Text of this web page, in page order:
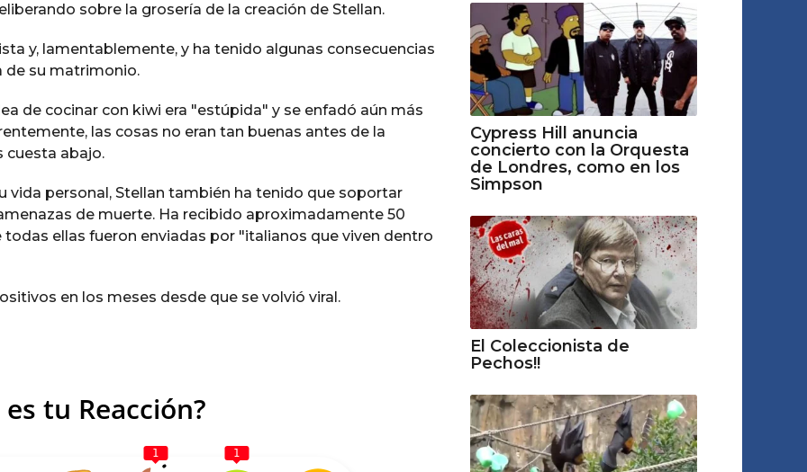
sobre la grosería de la creación de Stellan.
y, lamentablemente, y ha tenido algunas consecuencias
de su matrimonio.
de cocinar con kiwi era "estúpida" y se enfadó aún más
las cosas no eran tan buenas antes de la
cuesta abajo.
vida personal, Stellan también ha tenido que soportar
de muerte. Ha recibido aproximadamente 50
ellas fueron enviadas por "italianos que viven dentro
en los meses desde que se volvió viral.
es tu Reacción?
1 1
Cypress Hill anuncia
concierto con la Orquesta
de Londres, como en los
Simpson
El Coleccionista de
Pechos!!